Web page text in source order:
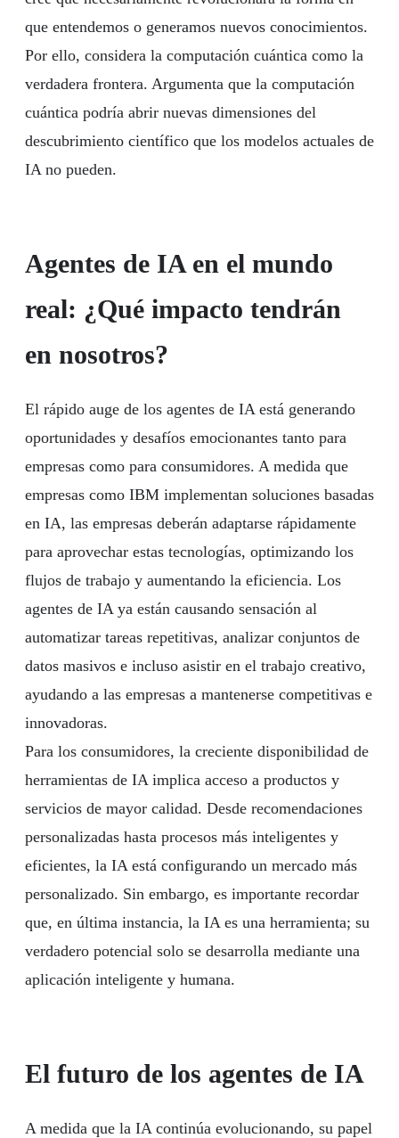
que entendemos o generamos nuevos conocimientos.
Por ello, considera la computación cuántica como la
verdadera frontera. Argumenta que la computación
cuántica podría abrir nuevas dimensiones del
descubrimiento científico que los modelos actuales de
IA no pueden.
Agentes de IA en el mundo
real: ¿Qué impacto tendrán
en nosotros?
El rápido auge de los agentes de IA está generando
oportunidades y desafíos emocionantes tanto para
empresas como para consumidores. A medida que
empresas como IBM implementan soluciones basadas
en IA, las empresas deberán adaptarse rápidamente
para aprovechar estas tecnologías, optimizando los
flujos de trabajo y aumentando la eficiencia. Los
agentes de IA ya están causando sensación al
automatizar tareas repetitivas, analizar conjuntos de
datos masivos e incluso asistir en el trabajo creativo,
ayudando a las empresas a mantenerse competitivas e
innovadoras.
Para los consumidores, la creciente disponibilidad de
herramientas de IA implica acceso a productos y
servicios de mayor calidad. Desde recomendaciones
personalizadas hasta procesos más inteligentes y
eficientes, la IA está configurando un mercado más
personalizado. Sin embargo, es importante recordar
que, en última instancia, la IA es una herramienta; su
verdadero potencial solo se desarrolla mediante una
aplicación inteligente y humana.
El futuro de los agentes de IA
A medida que la IA continúa evolucionando, su papel